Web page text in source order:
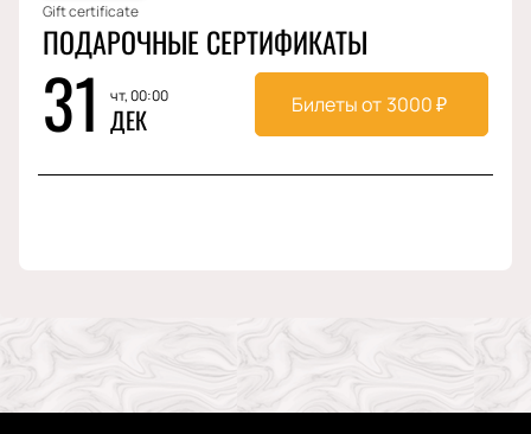
Gift certificate
ПОДАРОЧНЫЕ СЕРТИФИКАТЫ
31 чт, 00:00
ДЕК Билеты от 3000₽